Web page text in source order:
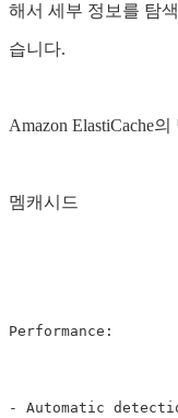
해서 세부 정보를 탐
습니다.
Amazon ElastiCache
멤캐시드
Performance:
- Automatic